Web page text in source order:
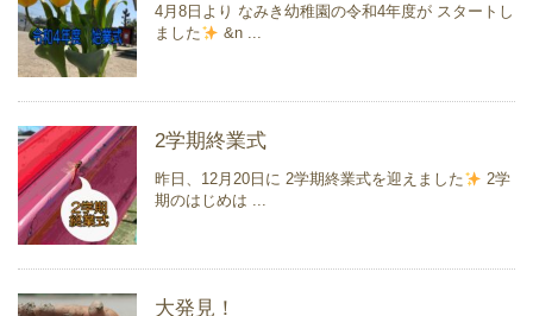
4月8日より なみき幼稚園の令和4年度が スタートし
ました
&n ...
2学期終業式
昨日、12月20日に 2学期終業式を迎えました
2学
期のはじめは ...
大発見！